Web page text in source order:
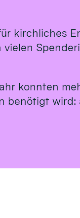
kirchliches
konnten
benötigt